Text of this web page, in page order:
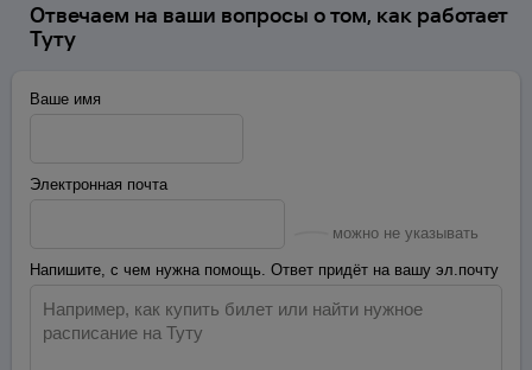
Отвечаем на ваши вопросы о том, как работает
Туту
Ваше имя
Электронная почта
можно не указывать
Напишите, с чем нужна помощь. Ответ придёт на вашу эл.почту